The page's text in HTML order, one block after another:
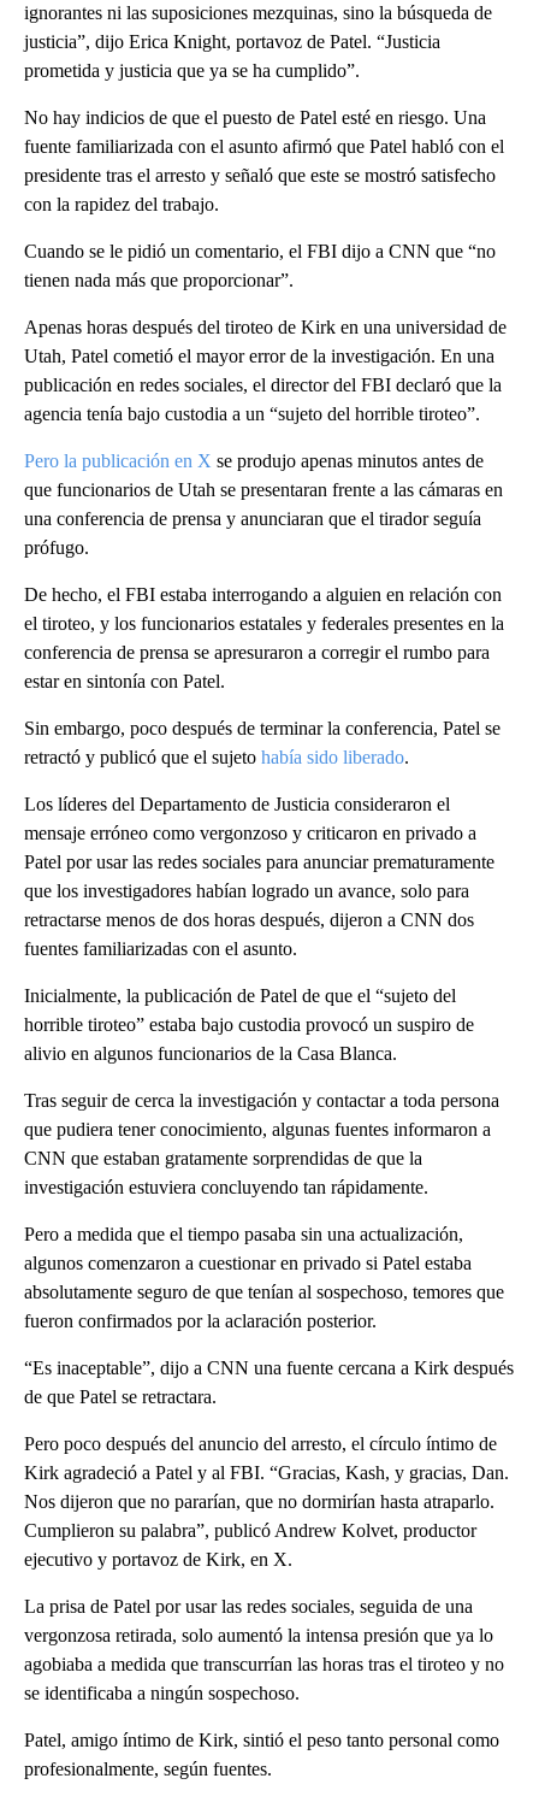
ignorantes ni las suposiciones mezquinas, sino la búsqueda de
justicia”, dijo Erica Knight, portavoz de Patel. “Justicia
prometida y justicia que ya se ha cumplido”.
No hay indicios de que el puesto de Patel esté en riesgo. Una
fuente familiarizada con el asunto afirmó que Patel habló con el
presidente tras el arresto y señaló que este se mostró satisfecho
con la rapidez del trabajo.
Cuando se le pidió un comentario, el FBI dijo a CNN que “no
tienen nada más que proporcionar”.
Apenas horas después del tiroteo de Kirk en una universidad de
Utah, Patel cometió el mayor error de la investigación. En una
publicación en redes sociales, el director del FBI declaró que la
agencia tenía bajo custodia a un “sujeto del horrible tiroteo”.
Pero la publicación en X se produjo apenas minutos antes de
que funcionarios de Utah se presentaran frente a las cámaras en
una conferencia de prensa y anunciaran que el tirador seguía
prófugo.
De hecho, el FBI estaba interrogando a alguien en relación con
el tiroteo, y los funcionarios estatales y federales presentes en la
conferencia de prensa se apresuraron a corregir el rumbo para
estar en sintonía con Patel.
Sin embargo, poco después de terminar la conferencia, Patel se
retractó y publicó que el sujeto había sido liberado.
Los líderes del Departamento de Justicia consideraron el
mensaje erróneo como vergonzoso y criticaron en privado a
Patel por usar las redes sociales para anunciar prematuramente
que los investigadores habían logrado un avance, solo para
retractarse menos de dos horas después, dijeron a CNN dos
fuentes familiarizadas con el asunto.
Inicialmente, la publicación de Patel de que el “sujeto del
horrible tiroteo” estaba bajo custodia provocó un suspiro de
alivio en algunos funcionarios de la Casa Blanca.
Tras seguir de cerca la investigación y contactar a toda persona
que pudiera tener conocimiento, algunas fuentes informaron a
CNN que estaban gratamente sorprendidas de que la
investigación estuviera concluyendo tan rápidamente.
Pero a medida que el tiempo pasaba sin una actualización,
algunos comenzaron a cuestionar en privado si Patel estaba
absolutamente seguro de que tenían al sospechoso, temores que
fueron confirmados por la aclaración posterior.
“Es inaceptable”, dijo a CNN una fuente cercana a Kirk después
de que Patel se retractara.
Pero poco después del anuncio del arresto, el círculo íntimo de
Kirk agradeció a Patel y al FBI. “Gracias, Kash, y gracias, Dan.
Nos dijeron que no pararían, que no dormirían hasta atraparlo.
Cumplieron su palabra”, publicó Andrew Kolvet, productor
ejecutivo y portavoz de Kirk, en X.
La prisa de Patel por usar las redes sociales, seguida de una
vergonzosa retirada, solo aumentó la intensa presión que ya lo
agobiaba a medida que transcurrían las horas tras el tiroteo y no
se identificaba a ningún sospechoso.
Patel, amigo íntimo de Kirk, sintió el peso tanto personal como
profesionalmente, según fuentes.